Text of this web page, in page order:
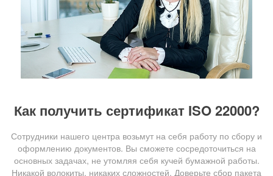
Как получить сертификат ISO 22000?
Сотрудники нашего центра возьмут на себя работу по сбору и
оформлению документов. Вы сможете сосредоточиться на
основных задачах, не утомляя себя кучей бумажной работы.
Никакой волокиты, никаких сложностей. Доверьте сбор пакета